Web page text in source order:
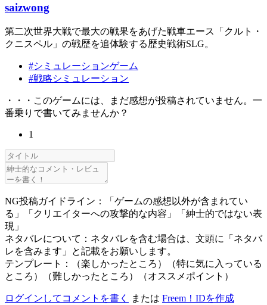
saizwong
第二次世界大戦で最大の戦果をあげた戦車エース「クルト・
クニスペル」の戦歴を追体験する歴史戦術SLG。
#シミュレーションゲーム
#戦略シミュレーション
・・・このゲームには、まだ感想が投稿されていません。一
番乗りで書いてみませんか？
1
NG投稿ガイドライン：「ゲームの感想以外が含まれてい
る」「クリエイターへの攻撃的な内容」「紳士的ではない表
現」
ネタバレについて：ネタバレを含む場合は、文頭に「ネタバ
レを含みます」と記載をお願いします。
テンプレート：（楽しかったところ）（特に気に入っている
ところ）（難しかったところ）（オススメポイント）
ログインしてコメントを書く または Freem！IDを作成